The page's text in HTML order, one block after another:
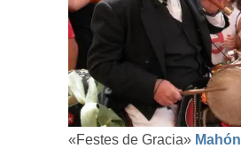
«Festes de Gracia» Mahón